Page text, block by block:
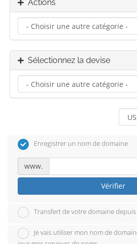
Actions
Sélectionnez la devise
Enregistrer un nom de domaine
www.
Vérifier
Transfert de votre domaine
Je vais utiliser mon nom de